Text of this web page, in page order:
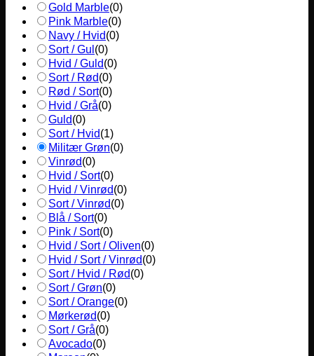
Gold Marble(0)
Pink Marble(0)
Navy / Hvid(0)
Sort / Gul (0)
Hvid / Guld(0)
Sort / Rød(0)
Rød / Sort(0)
Hvid / Grå(0)
Guld(0)
Sort / Hvid(1)
Militær Grøn(0)
Vinrød(0)
Hvid / Sort(0)
Hvid / Vinrød(0)
Sort / Vinrød(0)
Blå / Sort(0)
Pink / Sort(0)
Hvid / Sort / Oliven(0)
Hvid / Sort / Vinrød(0)
Sort / Hvid / Rød(0)
Sort / Grøn(0)
Sort / Orange(0)
Mørkerød(0)
Sort / Grå(0)
Avocado(0)